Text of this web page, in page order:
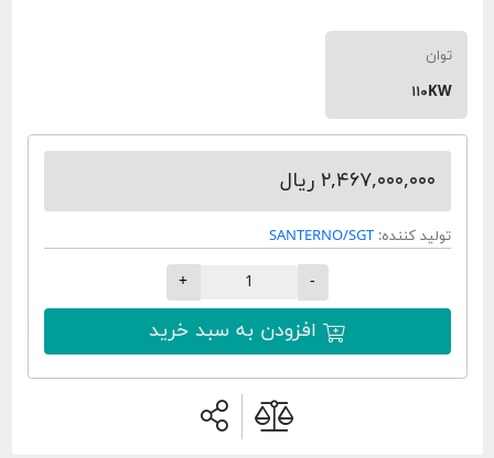
توان
۱۱۰KW
۲,۴۶۷,۰۰۰,۰۰۰ ریال
تولید کننده: SANTERNO/SGT
-
+
افزودن به سبد خرید